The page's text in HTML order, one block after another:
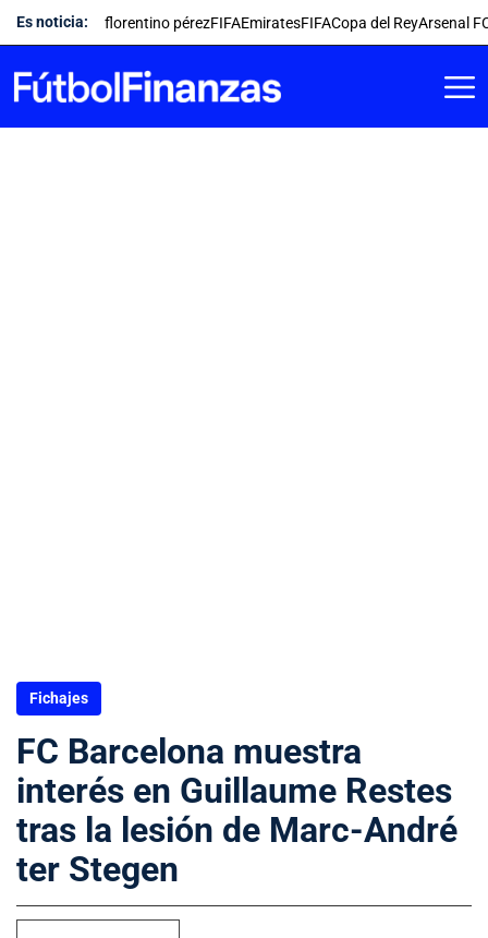
Saltar
al
contenido
Es noticia: florentino pérezFIFAEmiratesFIFACopa del ReyArsenal
Fichajes
FC Barcelona muestra
interés en Guillaume Restes
tras la lesión de Marc-André
ter Stegen